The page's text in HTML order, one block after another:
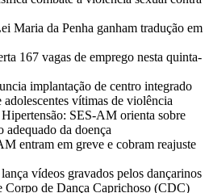
Maria da Penha ganham tradução em
167 vagas de emprego nesta quinta-
implantação de centro integrado
adolescentes vítimas de violência
SES-AM orienta sobre
adequado da doença
entram em greve e cobram reajuste
vídeos gravados pelos dançarinos
Corpo de Dança Caprichoso (CDC)